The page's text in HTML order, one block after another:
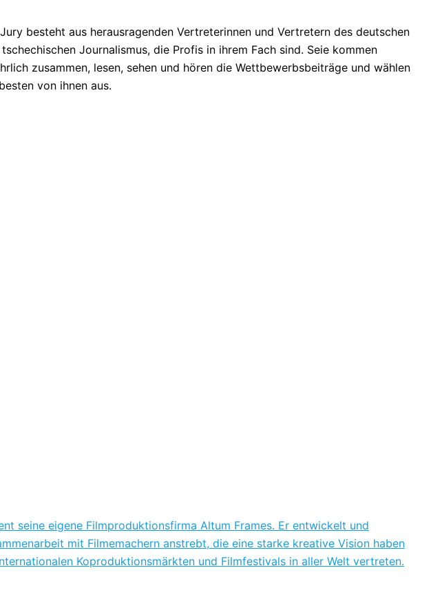
besteht aus herausragenden Vertreterinnen und Vertretern des deutschen
Journalismus, die Profis in ihrem Fach sind. Seie kommen
zusammen, lesen, sehen und hören die Wettbewerbsbeiträge und wählen
von ihnen aus.
seine eigene Filmproduktionsfirma Altum Frames. Er entwickelt und
mit Filmemachern anstrebt, die eine starke kreative Vision haben
Koproduktionsmärkten und Filmfestivals in aller Welt vertreten.